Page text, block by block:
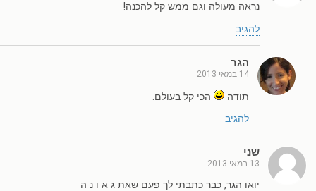
נראה מעולה וגם ממש קל להכנה!
להגיב
הגר
14 במאי 2013
תודה
הכי קל בעולם.
להגיב
שני
13 במאי 2013
יואו הגר, כבר כתבתי לך פעם שאת ג א ו נ ה